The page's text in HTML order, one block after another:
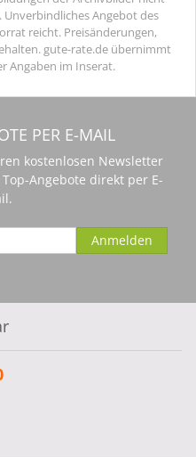
Angebot des
reicht. Preisänderungen,
gute-rate.de übernimmt
Angaben im Inserat.
PER E-MAIL
kostenlosen Newsletter
Angebote direkt per E-